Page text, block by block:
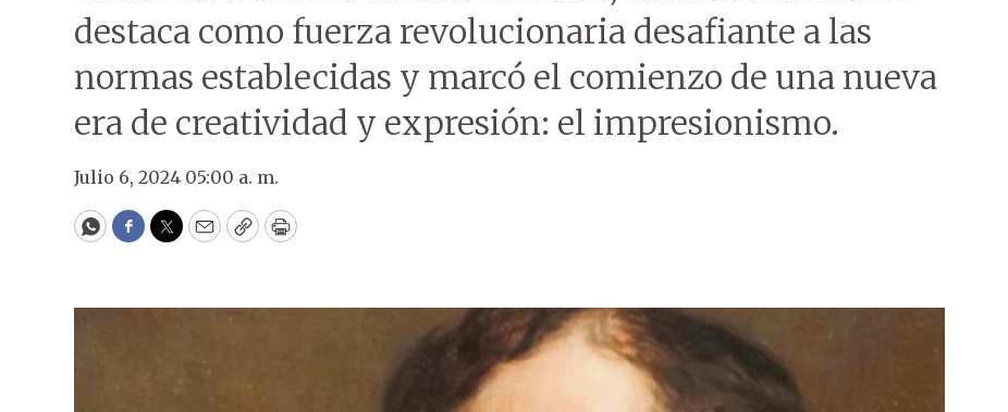
destaca como fuerza revolucionaria desafiante a las
normas establecidas y marcó el comienzo de una nueva
era de creatividad y expresión: el impresionismo.
Julio 6, 2024 05:00 a. m.
WhatsApp
Facebook
Twitter
EmailCopyPrint